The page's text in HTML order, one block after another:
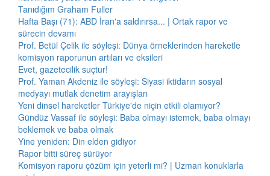
Tanıdığım Graham Fuller
Hafta Başı (71): ABD İran'a saldırırsa... | Ortak rapor ve
sürecin devamı
Prof. Betül Çelik ile söyleşi: Dünya örneklerinden hareketle
komisyon raporunun artıları ve eksileri
Evet, gazetecilik suçtur!
Prof. Yaman Akdeniz ile söyleşi: Siyasi iktidarın sosyal
medyayı mutlak denetim arayışları
Yeni dinsel hareketler Türkiye'de niçin etkili olamıyor?
Gündüz Vassaf ile söyleşi: Baba olmayı istemek, baba olmayı
beklemek ve baba olmak
Yine yeniden: Din elden gidiyor
Rapor bitti süreç sürüyor
Komisyon raporu çözüm için yeterli mi? | Uzman konuklarla